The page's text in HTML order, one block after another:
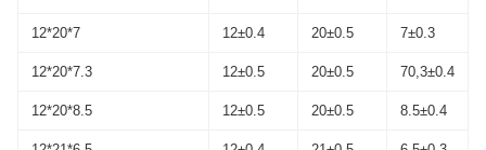
12*20*7 12±0.4 20±0.5 7±0.3
12*20*7.3 12±0.5 20±0.5 70,3±0.4
12*20*8.5 12±0.5 20±0.5 8.5±0.4